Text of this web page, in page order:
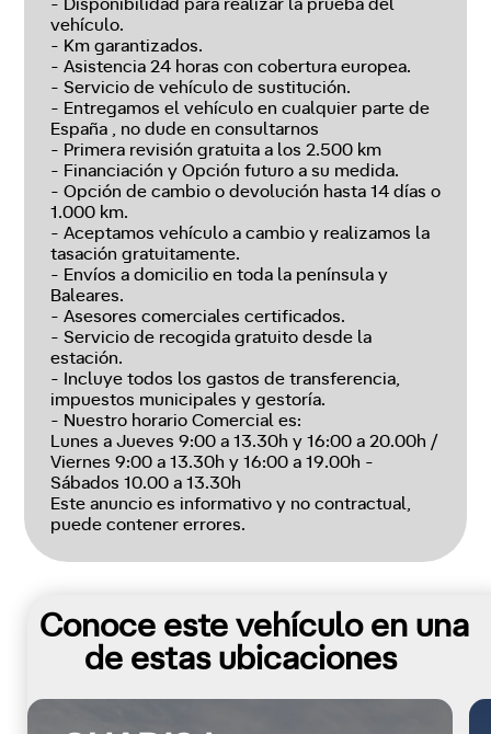
- Disponibilidad para realizar la prueba del
vehículo.
- Km garantizados.
- Asistencia 24 horas con cobertura europea.
- Servicio de vehículo de sustitución.
- Entregamos el vehículo en cualquier parte de
España , no dude en consultarnos
- Primera revisión gratuita a los 2.500 km
- Financiación y Opción futuro a su medida.
- Opción de cambio o devolución hasta 14 días o
1.000 km.
- Aceptamos vehículo a cambio y realizamos la
tasación gratuitamente.
- Envíos a domicilio en toda la península y
Baleares.
- Asesores comerciales certificados.
- Servicio de recogida gratuito desde la
estación.
- Incluye todos los gastos de transferencia,
impuestos municipales y gestoría.
- Nuestro horario Comercial es:
Lunes a Jueves 9:00 a 13.30h y 16:00 a 20.00h /
Viernes 9:00 a 13.30h y 16:00 a 19.00h -
Sábados 10.00 a 13.30h
Este anuncio es informativo y no contractual,
puede contener errores.
Conoce este vehículo en una
de estas ubicaciones